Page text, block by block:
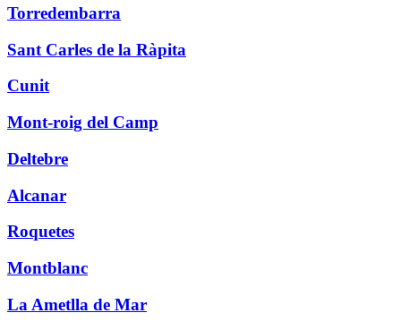
Torredembarra
Sant Carles de la Ràpita
Cunit
Mont-roig del Camp
Deltebre
Alcanar
Roquetes
Montblanc
La Ametlla de Mar